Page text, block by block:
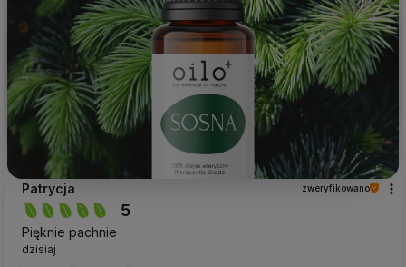
Patrycja zweryfikowano
5
Pięknie pachnie
dzisiaj